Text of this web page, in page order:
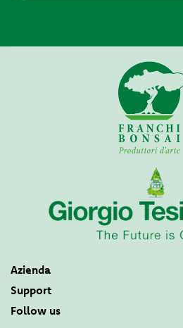
Azienda
Support
Follow us